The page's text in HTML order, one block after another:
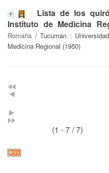
Lista de los
Instituto de Medicina
Romaña / Tucumán :
Medicina Regional (1950)
(1 - 7 / 7)